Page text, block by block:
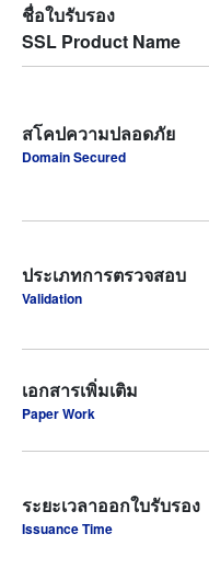
ชื่อใบรับรอง
SSL Product Name
สโคปความปลอดภัย
Domain Secured
ประเภทการตรวจสอบ
Validation
เอกสารเพิ่มเติม
Paper Work
ระยะเวลาออกใบรับรอง
Issuance Time